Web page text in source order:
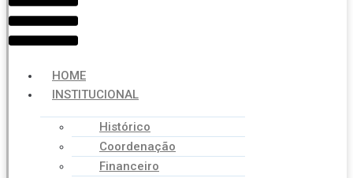
HOME
INSTITUCIONAL
Histórico
Coordenação
Financeiro